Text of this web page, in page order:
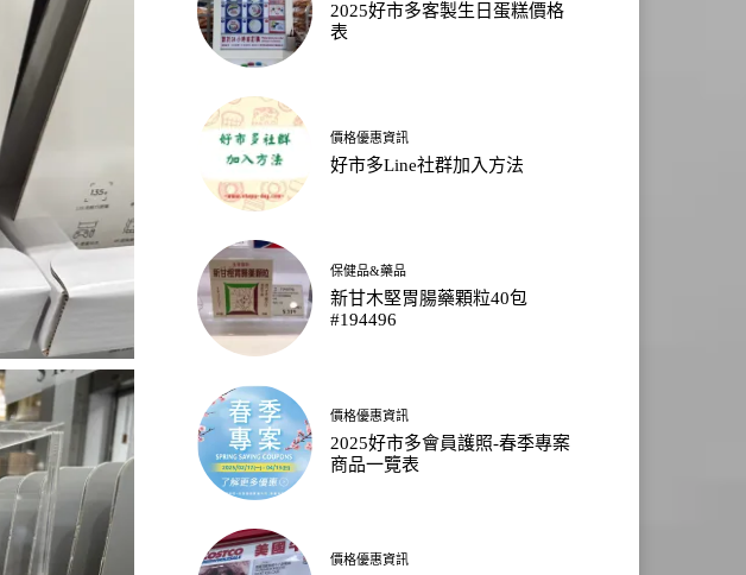
2025好市多客製生日蛋糕價格
表
價格優惠資訊
好市多Line社群加入方法
保健品&藥品
新甘木堅胃腸藥顆粒40包
#194496
價格優惠資訊
2025好市多會員護照-春季專案
商品一覽表
價格優惠資訊